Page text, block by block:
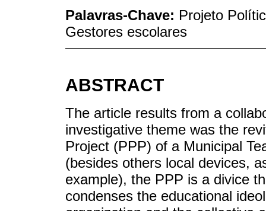
Palavras-Chave: Projeto
Gestores escolares
ABSTRACT
The article results from a
investigative theme was the
Project (PPP) of a Municipal
(besides others local devices,
example), the PPP is a divice
condenses the educational